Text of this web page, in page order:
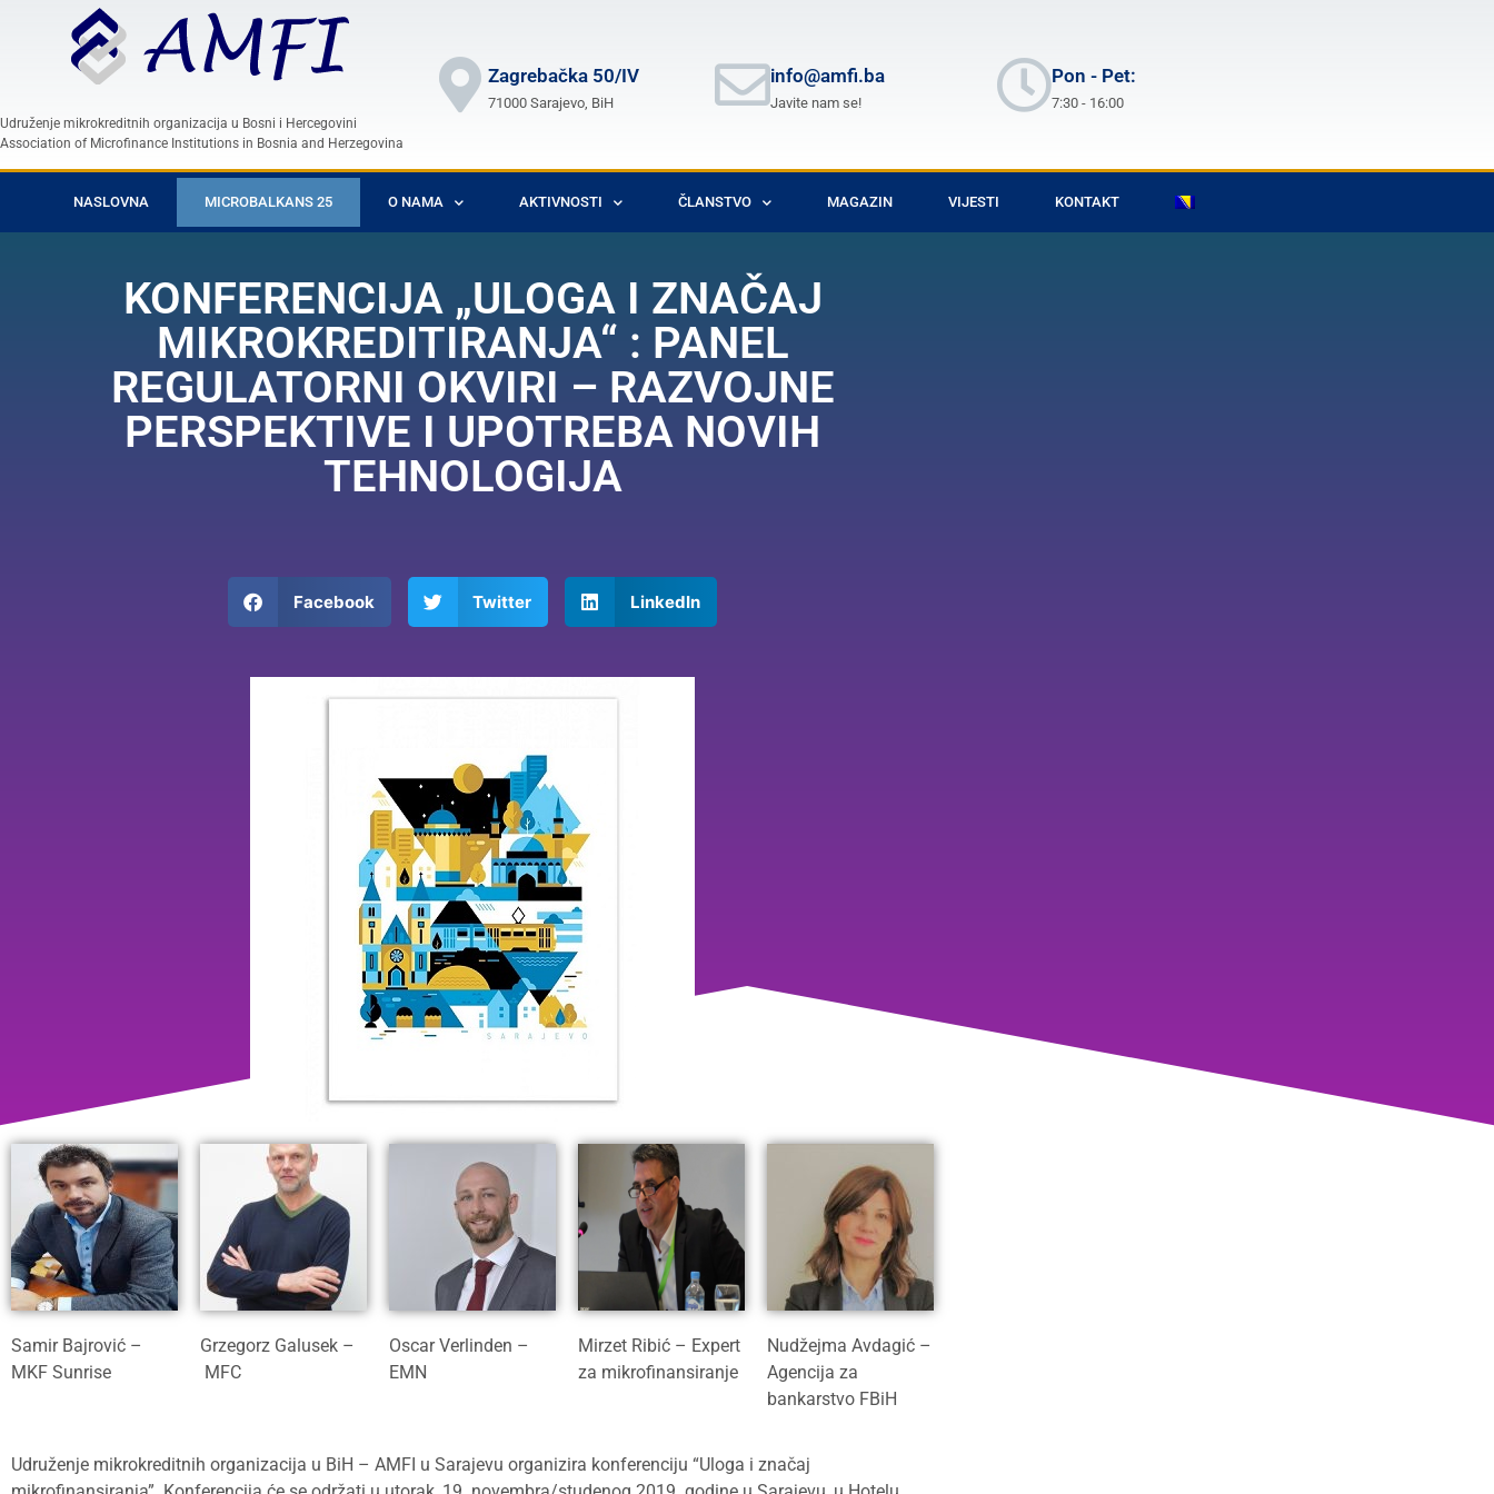
Udruženje mikrokreditnih organizacija u Bosni i Hercegovini
Association of Microfinance Institutions in Bosnia and Herzegovina
Zagrebačka 50/IV
71000 Sarajevo, BiH
info@amfi.ba
Javite nam se!
Pon - Pet:
7:30 - 16:00
NASLOVNA MICROBALKANS 25 O NAMA AKTIVNOSTI ČLANSTVO MAGAZIN VIJESTI KONTAKT
KONFERENCIJA „ULOGA I ZNAČAJ
MIKROKREDITIRANJA“ : PANEL
REGULATORNI OKVIRI – RAZVOJNE
PERSPEKTIVE I UPOTREBA NOVIH
TEHNOLOGIJA
Facebook Twitter LinkedIn
Samir Bajrović –
MKF Sunrise
Grzegorz Galusek –
MFC
Oscar Verlinden –
EMN
Mirzet Ribić – Expert
za mikrofinansiranje
Nudžejma Avdagić –
Agencija za
bankarstvo FBiH
Udruženje mikrokreditnih organizacija u BiH – AMFI u Sarajevu organizira konferenciju “Uloga i značaj